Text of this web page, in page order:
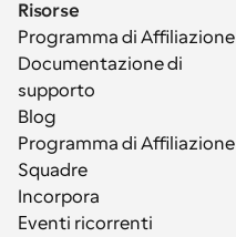
Risorse
Programma di Affiliazione
Documentazione di
supporto
Blog
Programma di Affiliazione
Squadre
Incorpora
Eventi ricorrenti